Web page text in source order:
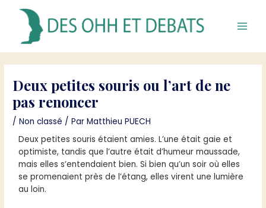
contenu
Deux petites souris ou l’art de ne
pas renoncer
/Non classé / ParMatthieu PUECH
Deux petites souris étaient amies. L’une était gaie et
optimiste, tandis que l’autre était d’humeur maussade,
mais elles s’entendaient bien. Si bien qu’un soir où elles
se promenaient près de l’étang, elles virent une lumière
au loin.
l’article